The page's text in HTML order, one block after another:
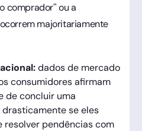
comprador" ou a
majoritariamente
dados de mercado
consumidores afirmam
de concluir uma
se eles
resolver pendências com